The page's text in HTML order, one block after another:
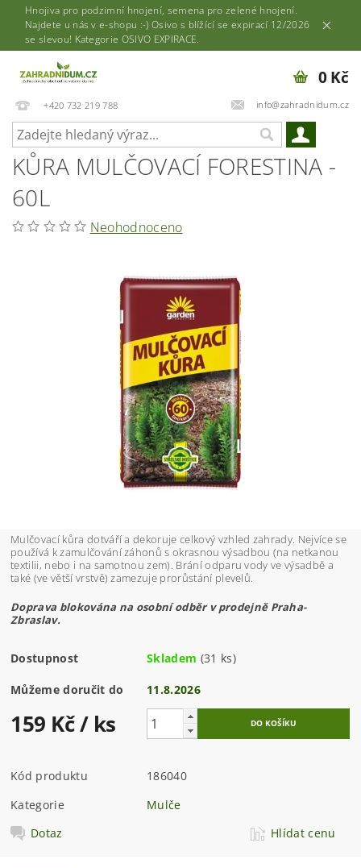
Hnojiva pro podzimní hnojení, semena pro zelené hnojení.
Najdete u nás v e-shopu :-) Osivo s blížící se expirací 12/2026
se slevou! Kategorie OSIVO EXPIRACE.
+420 732 219 788 info@zahradnidum.cz
0 Kč
KŮRA MULČOVACÍ FORESTINA -
60L
Neohodnoceno
Mulčovací kůra dotváří a dekoruje celkový vzhled zahrady. Nejvíce se
používá k zamulčování záhonů s okrasnou výsadbou (na netkanou
textilii, nebo i na samotnou zem). Brání odparu vody ve výsadbě a
také (ve větší vrstvě) zamezuje prorůstání plevelů.
Doprava blokována na osobní odběr v prodejně Praha-
Zbraslav.
Dostupnost Skladem (31 ks)
Můžeme doručit do 11.8.2026
159 Kč/ ks
Kód produktu
186040
Kategorie
Mulče
Dotaz
Hlídat cenu